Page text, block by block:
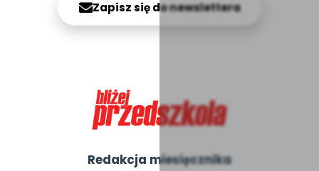
Zapisz się do newslettera
Redakcja miesięcznika